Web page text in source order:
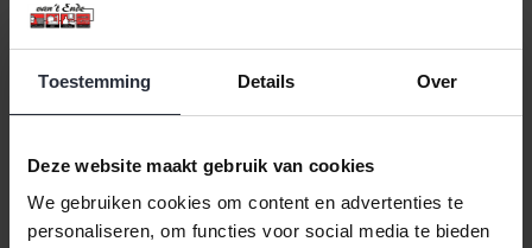
Toestemming Details Over
Deze website maakt gebruik van cookies
We gebruiken cookies om content en advertenties te
personaliseren, om functies voor social media te bieden